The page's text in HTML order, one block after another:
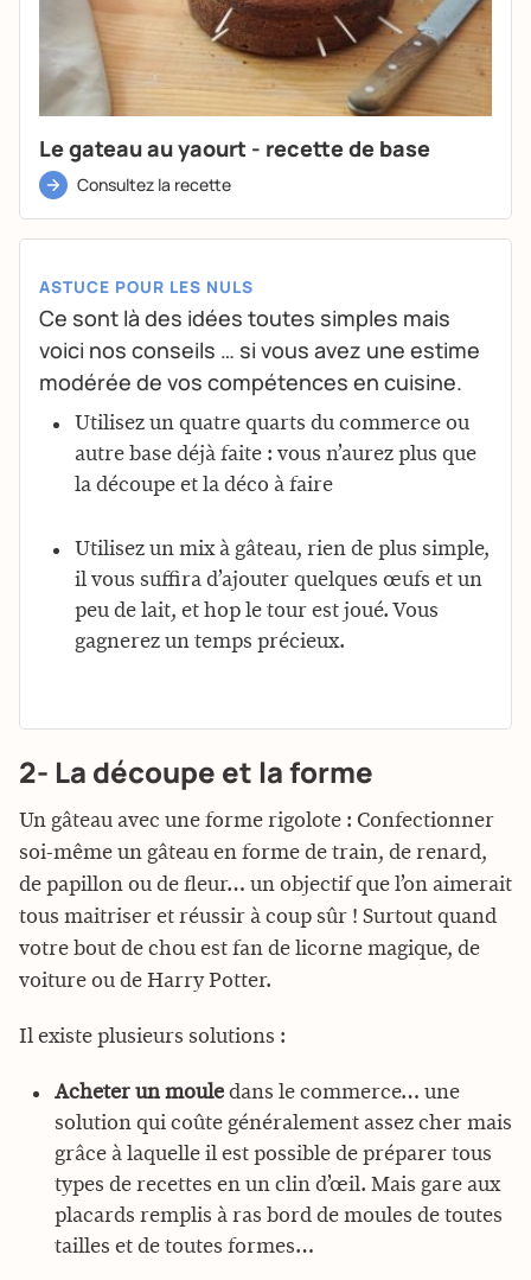
Le gateau au yaourt - recette de base
Consultez la recette
ASTUCE POUR LES NULS
Ce sont là des idées toutes simples mais
voici nos conseils … si vous avez une estime
modérée de vos compétences en cuisine.
Utilisez un quatre quarts du commerce ou
autre base déjà faite : vous n’aurez plus que
la découpe et la déco à faire
Utilisez un mix à gâteau, rien de plus simple,
il vous suffira d’ajouter quelques œufs et un
peu de lait, et hop le tour est joué. Vous
gagnerez un temps précieux.
2- La découpe et la forme
Un gâteau avec une forme rigolote : Confectionner
soi-même un gâteau en forme de train, de renard,
de papillon ou de fleur… un objectif que l’on aimerait
tous maitriser et réussir à coup sûr ! Surtout quand
votre bout de chou est fan de licorne magique, de
voiture ou de Harry Potter.
Il existe plusieurs solutions :
Acheter un moule dans le commerce… une
solution qui coûte généralement assez cher mais
grâce à laquelle il est possible de préparer tous
types de recettes en un clin d’œil. Mais gare aux
placards remplis à ras bord de moules de toutes
tailles et de toutes formes…